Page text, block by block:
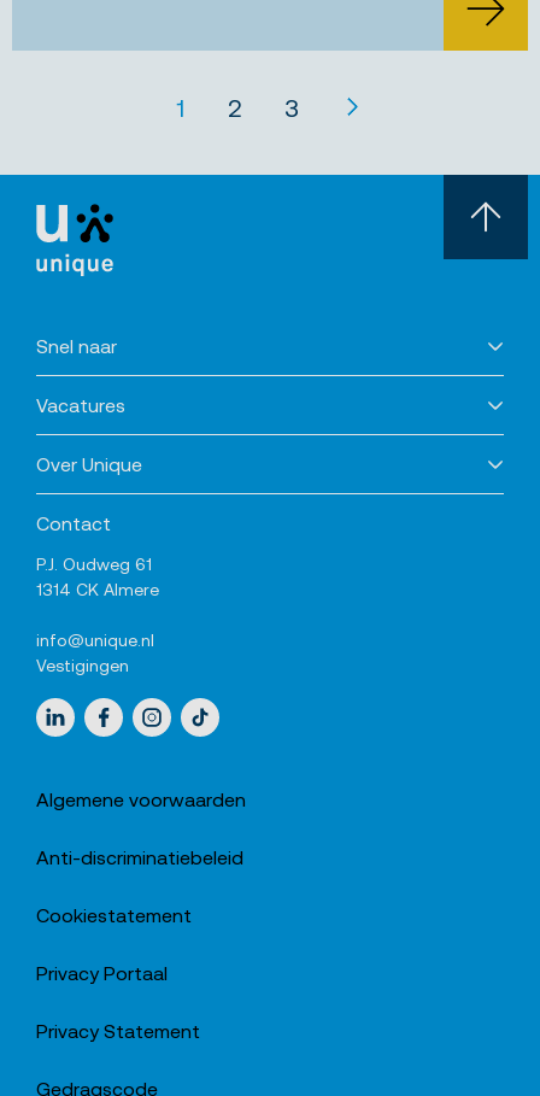
1 2 3
Snel naar
Vacatures
Over Unique
Contact
P.J. Oudweg 61
1314 CK Almere
info@unique.nl
Vestigingen
Sociale media
LinkedInFacebookInstagram
TikTok
Algemene voorwaarden
Anti-discriminatiebeleid
Cookiestatement
Privacy Portaal
Privacy Statement
Gedragscode